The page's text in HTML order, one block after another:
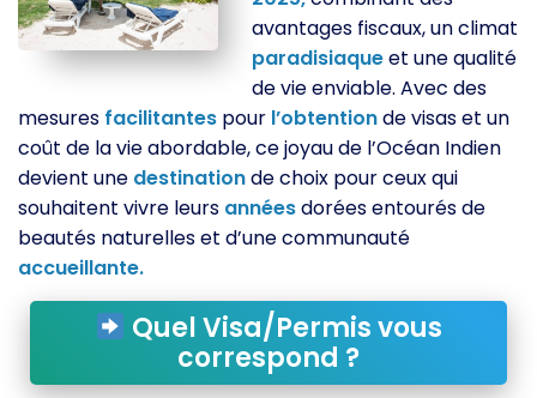
avantages fiscaux, un climat
paradisiaqueet une qualité
de vie enviable. Avec des
mesures facilitantes pour l’obtentionde visas et un
coût de la vie abordable, ce joyau de l’Océan Indien
devient une destinationde choix pour ceux qui
souhaitent vivre leurs annéesdorées entourés de
beautés naturelles et d’une communauté
accueillante.
Quel Visa/Permis vous
correspond ?